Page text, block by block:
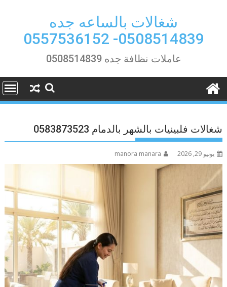
شغالات بالساعه جده
0508514839- 0557536152
عاملات نظافة جده 0508514839
شغالات فلبينيات بالشهر بالدمام 0583873523
يونيو 29, 2026 manora manara